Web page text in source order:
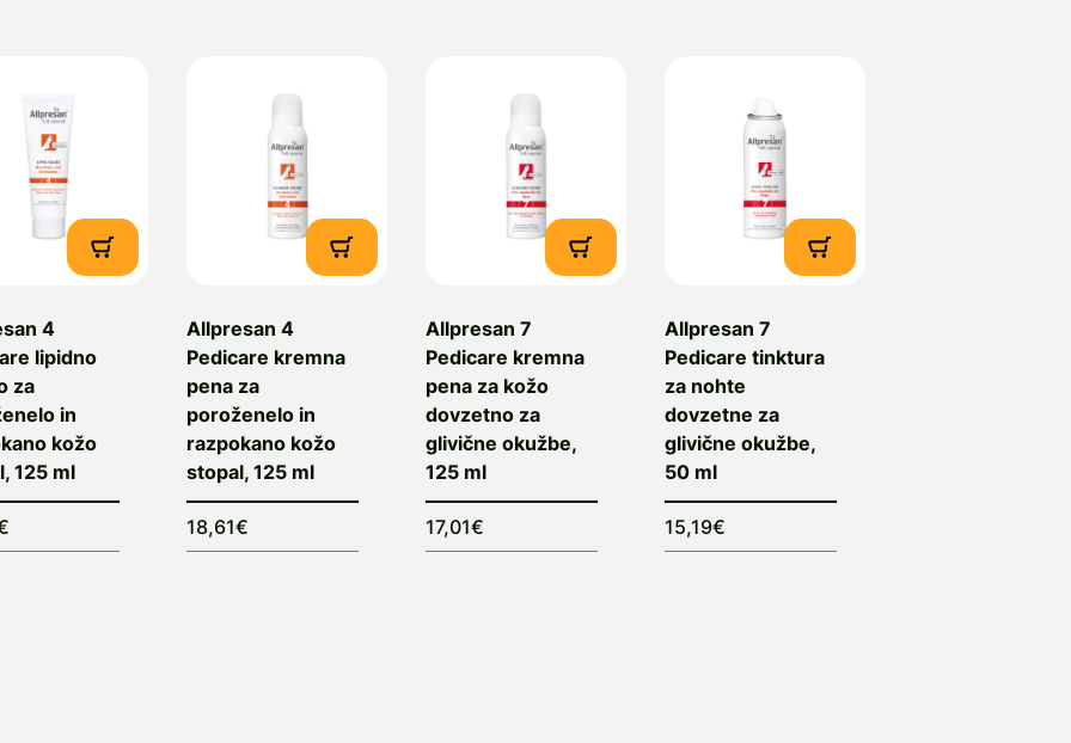
Neubourg skin care GmbH, Mergenthalerstraße 40, 48268 Greven,
Topmedicus, d.o.o., Ptujska Gora 13, 2323 Ptujska Gora, Slovenija, e-
info@topmedicus.si
4
lipidno
za
in
kožo
125 ml
Allpresan 4
Pedicare kremna
pena za
poroženelo in
razpokano kožo
stopal, 125 ml
18,61€
Allpresan 7
Pedicare kremna
pena za kožo
dovzetno za
glivične okužbe,
125 ml
17,01€
Allpresan 7
Pedicare tinktura
za nohte
dovzetne za
glivične okužbe,
50 ml
15,19€